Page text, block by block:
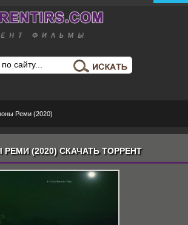
Реми (2020)
(2020) СКАЧАТЬ ТОРРЕНТ